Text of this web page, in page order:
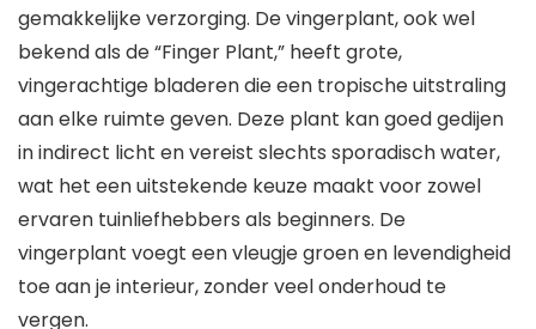
gemakkelijke verzorging. De vingerplant, ook wel
bekend als de “Finger Plant,” heeft grote,
vingerachtige bladeren die een tropische uitstraling
aan elke ruimte geven. Deze plant kan goed gedijen
in indirect licht en vereist slechts sporadisch water,
wat het een uitstekende keuze maakt voor zowel
ervaren tuinliefhebbers als beginners. De
vingerplant voegt een vleugje groen en levendigheid
toe aan je interieur, zonder veel onderhoud te
vergen.